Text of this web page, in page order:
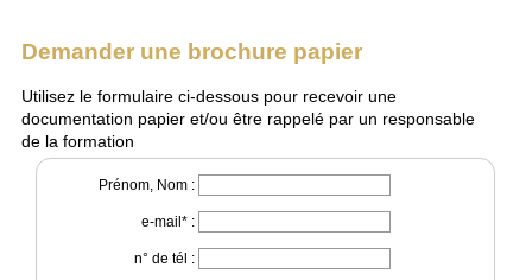
Demander une brochure papier
Utilisez le formulaire ci-dessous pour recevoir une
documentation papier et/ou être rappelé par un responsable
de la formation
Prénom, Nom :
e-mail* :
n° de tél :